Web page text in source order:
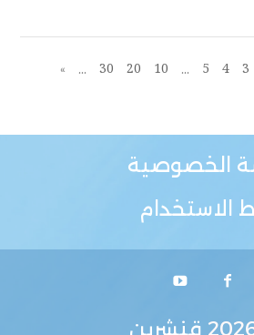
3
4
5
...
10
20
30
...
»
الخصوصية
الاستخدام
قنشرين